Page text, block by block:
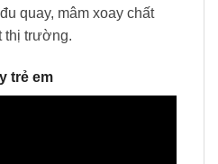
quay, mâm xoay chất
thị trường.
trẻ em